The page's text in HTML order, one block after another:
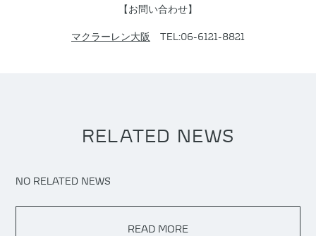
【お問い合わせ】
マクラーレン大阪 TEL:06-6121-8821
RELATED NEWS
NO RELATED NEWS
READ MORE